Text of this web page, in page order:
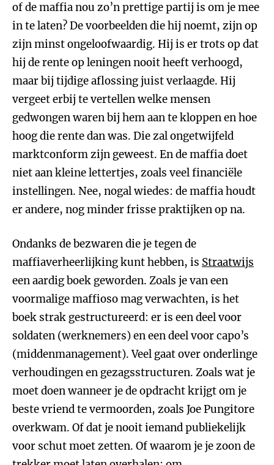
of de maffia nou zo’n prettige partij is om je mee
in te laten? De voorbeelden die hij noemt, zijn op
zijn minst ongeloofwaardig. Hij is er trots op dat
hij de rente op leningen nooit heeft verhoogd,
maar bij tijdige aflossing juist verlaagde. Hij
vergeet erbij te vertellen welke mensen
gedwongen waren bij hem aan te kloppen en hoe
hoog die rente dan was. Die zal ongetwijfeld
marktconform zijn geweest. En de maffia doet
niet aan kleine lettertjes, zoals veel financiële
instellingen. Nee, nogal wiedes: de maffia houdt
er andere, nog minder frisse praktijken op na.
Ondanks de bezwaren die je tegen de
maffiaverheerlijking kunt hebben, is Straatwijs
een aardig boek geworden. Zoals je van een
voormalige maffioso mag verwachten, is het
boek strak gestructureerd: er is een deel voor
soldaten (werknemers) en een deel voor capo’s
(middenmanagement). Veel gaat over onderlinge
verhoudingen en gezagsstructuren. Zoals wat je
moet doen wanneer je de opdracht krijgt om je
beste vriend te vermoorden, zoals Joe Pungitore
overkwam. Of dat je nooit iemand publiekelijk
voor schut moet zetten. Of waarom je je zoon de